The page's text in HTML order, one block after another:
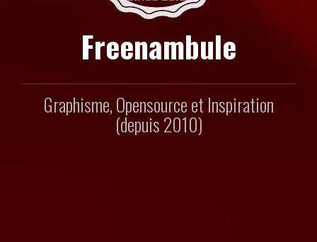
Freenambule
Graphisme, Opensource et Inspiration
(depuis 2010)